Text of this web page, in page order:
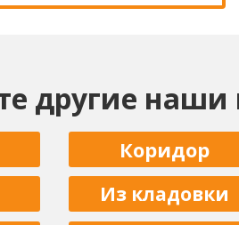
Коридор
Из кладовки
другие наши